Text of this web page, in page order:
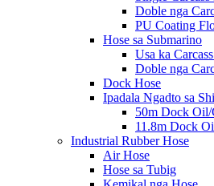
Doble nga
PU Coating
Hose sa Submarino
Usa ka
Doble nga
Dock Hose
Ipadala Ngadto sa
50m Dock Oil/
11.8m Dock
Industrial Rubber Hose
Air Hose
Hose sa Tubig